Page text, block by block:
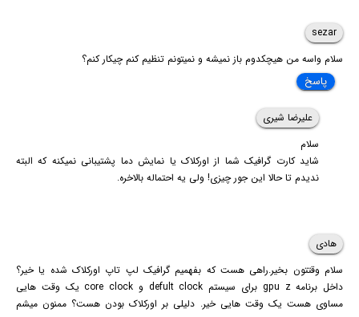
sezar
سلام واسه من هیچکدوم باز نمیشه و نمیتونم تنظیم کنم چیکار کنم؟
پاسخ
علیرضا شیری
سلام
شاید کارت گرافیک شما از اورکلاک یا نمایش دما پشتیبانی نمیکنه که البته
ندیدم تا حالا این جور چیزی! ولی یه احتماله بالاخره.
هادی
سلام وقتتون بخیر.راهی هست که بفهمیم گرافیک لپ تاپ اورکلاک شده یا خیر؟
داخل برنامه gpu z برای سیستم defult clock و core clock یک وقت هایی
مساوی هست یک وقت هایی خیر. دلیلی بر اورکلاک بودن هست؟ ممنون میشم